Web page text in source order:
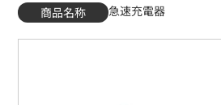
商品名称
急速充電器